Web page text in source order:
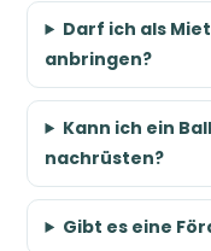
Darf ich als
anbringen?
Kann ich ein
nachrüsten?
Gibt es eine